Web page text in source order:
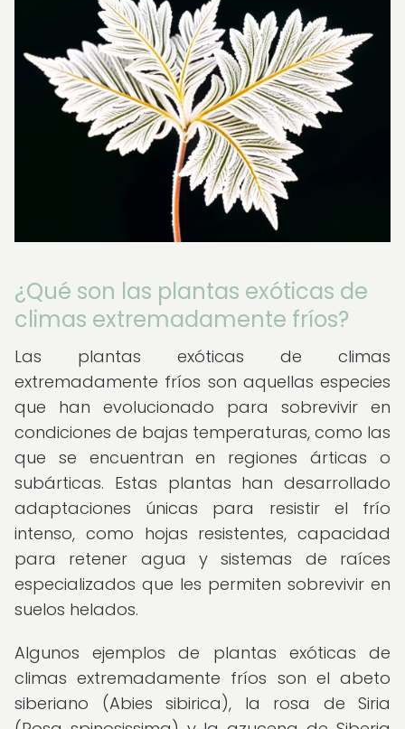
¿Qué son las plantas exóticas de
climas extremadamente fríos?
Las plantas exóticas de climas
extremadamente fríos son aquellas especies
que han evolucionado para sobrevivir en
condiciones de bajas temperaturas, como las
que se encuentran en regiones árticas o
subárticas. Estas plantas han desarrollado
adaptaciones únicas para resistir el frío
intenso, como hojas resistentes, capacidad
para retener agua y sistemas de raíces
especializados que les permiten sobrevivir en
suelos helados.
Algunos ejemplos de plantas exóticas de
climas extremadamente fríos son el abeto
siberiano (Abies sibirica), la rosa de Siria